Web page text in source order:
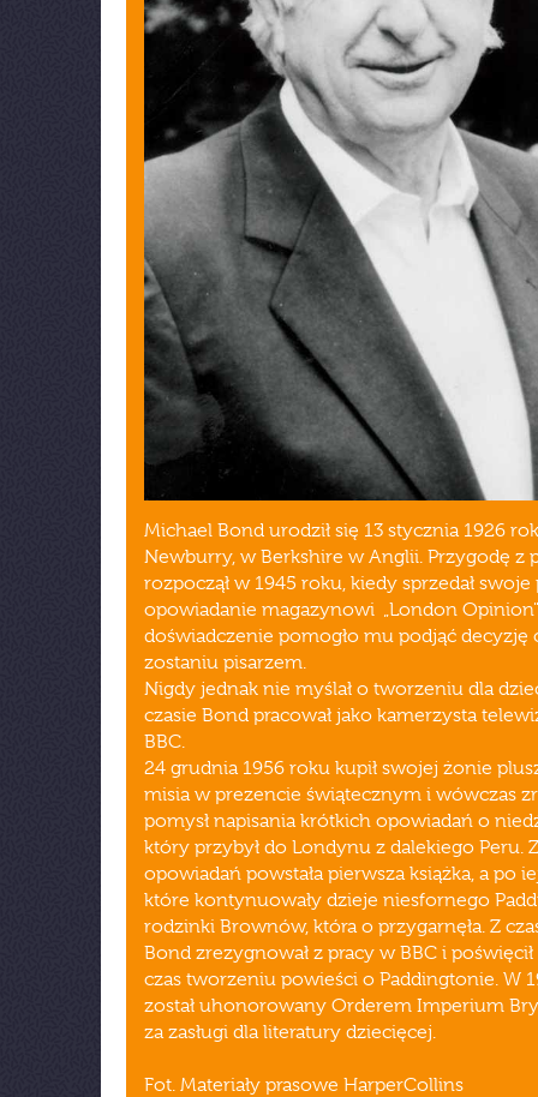
Michael Bond urodził się 13 stycznia 1926
Newburry, w Berkshire w Anglii. Przygodę z
rozpoczął w 1945 roku, kiedy sprzedał
opowiadanie magazynowi „London
doświadczenie pomogło mu podjąć decyzję
zostaniu pisarzem.
Nigdy jednak nie myślał o tworzeniu dla
czasie Bond pracował jako kamerzysta
BBC.
24 grudnia 1956 roku kupił swojej żonie
misia w prezencie świątecznym i wówczas
pomysł napisania krótkich opowiadań o
który przybył do Londynu z dalekiego Peru.
opowiadań powstała pierwsza książka, a po
które kontynuowały dzieje niesfornego
rodzinki Brownów, która o przygarnęła. Z
Bond zrezygnował z pracy w BBC i poświęcił
czas tworzeniu powieści o Paddingtonie. W
został uhonorowany Orderem Imperium
za zasługi dla literatury dziecięcej.
Fot. Materiały prasowe HarperCollins